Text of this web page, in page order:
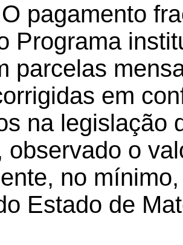
O pagamento
Programa
parcelas
em
na legislação
observado o
no
Estado de